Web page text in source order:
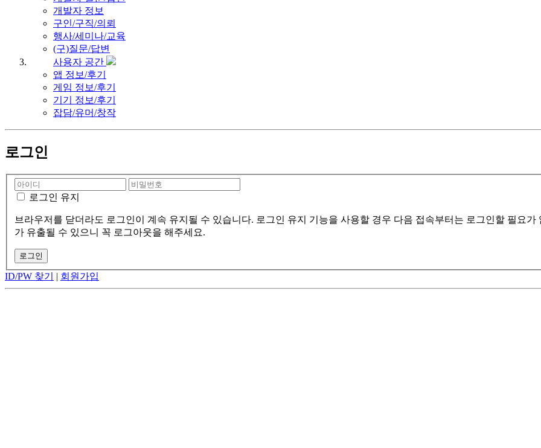
개발자 정보
구인/구직/의뢰
행사/세미나/교육
(구)질문/답변
사용자 공간
앱 정보/후기
게임 정보/후기
기기 정보/후기
잡담/유머/창작
로그인
로그인 유지
브라우저를 닫더라도 로그인이 계속 유지될 수 있습니다. 로그인 유지 기능을 사용할 경우 다음 접속부터는 로그인할 필요
가 유출될 수 있으니 꼭 로그아웃을 해주세요.
ID/PW 찾기 | 회원가입